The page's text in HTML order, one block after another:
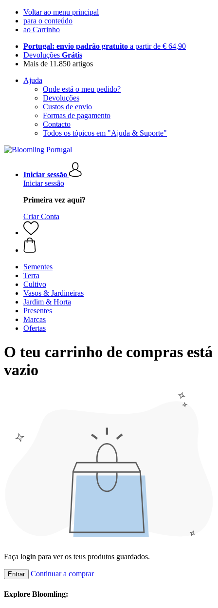
Voltar ao menu principal
para o conteúdo
ao Carrinho
Portugal: envio padrão gratuito a partir de € 64,90
Devoluções Grátis
Mais de 11.850 artigos
Ajuda
Onde está o meu pedido?
Devoluções
Custos de envio
Formas de pagamento
Contacto
Todos os tópicos em "Ajuda & Suporte"
Iniciar sessão
Iniciar sessão
Primeira vez aqui?
Criar Conta
Sementes
Terra
Cultivo
Vasos & Jardineiras
Jardim & Horta
Presentes
Marcas
Ofertas
O teu carrinho de compras está
vazio
Faça login para ver os teus produtos guardados.
Entrar Continuar a comprar
Explore Bloomling: